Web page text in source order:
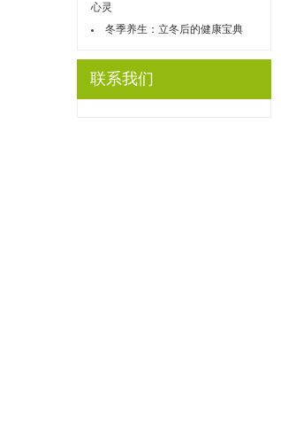
心灵
冬季养生：立冬后的健康宝典
联系我们